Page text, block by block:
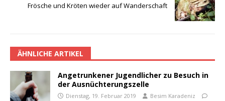
Frösche und Kröten wieder auf Wanderschaft
ÄHNLICHE ARTIKEL
Angetrunkener Jugendlicher zu Besuch in
der Ausnüchterungszelle
Dienstag, 19. Februar 2019
Besim Karadeniz